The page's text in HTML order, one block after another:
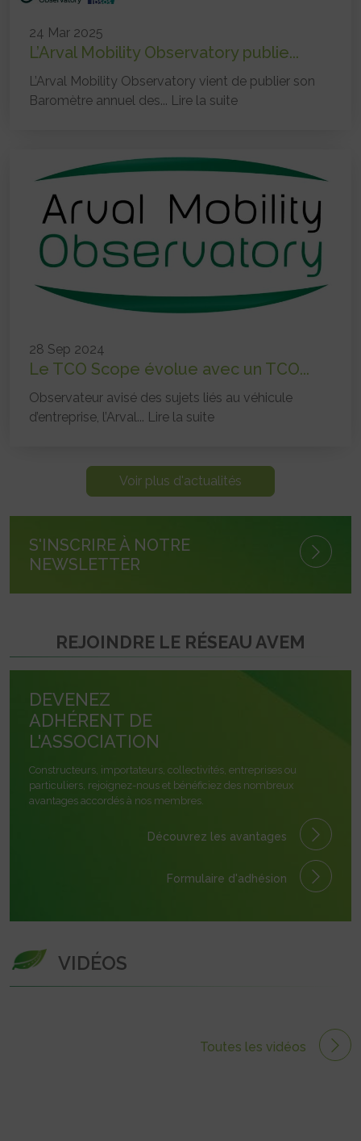
24 Mar 2025
L’Arval Mobility Observatory publie...
L’Arval Mobility Observatory vient de publier son
Baromètre annuel des... Lire la suite
28 Sep 2024
Le TCO Scope évolue avec un TCO...
Observateur avisé des sujets liés au véhicule
d’entreprise, l’Arval... Lire la suite
Voir plus d'actualités
S'INSCRIRE À NOTRE
NEWSLETTER
REJOINDRE LE RÉSEAU AVEM
DEVENEZ
ADHÉRENT DE
L'ASSOCIATION
Constructeurs, importateurs, collectivités, entreprises ou
particuliers, rejoignez-nous et bénéficiez des nombreux
avantages accordés à nos membres.
Découvrez les avantages
Formulaire d'adhésion
VIDÉOS
Toutes les vidéos